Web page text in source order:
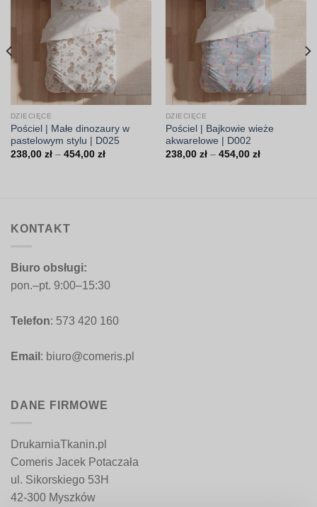
DZIECIĘCE
Pościel | Małe dinozaury w
pastelowym stylu | D025
238,00 zł – 454,00 złZakres
DZIECIĘCE
Pościel | Bajkowie wieże
akwarelowe | D002
238,00 zł – 454,00 złZakres
KONTAKT
Biuro obsługi:
pon.–pt. 9:00–15:30
Telefon: 573 420 160
Email : biuro@comeris.pl
DANE FIRMOWE
DrukarniaTkanin.pl
Comeris Jacek Potaczała
ul. Sikorskiego 53H
42-300 Myszków